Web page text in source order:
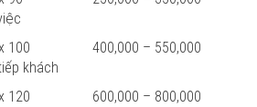
400,000 – 550,000
khách
600,000 – 800,000